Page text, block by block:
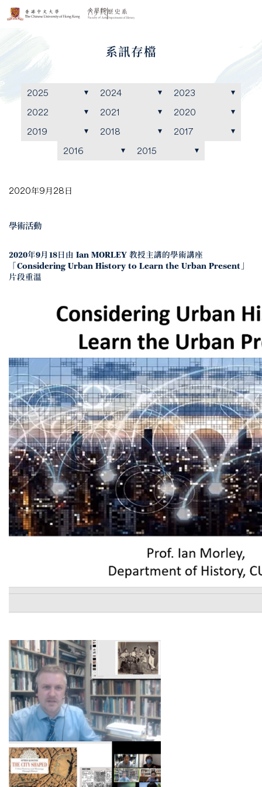
系訊存檔
2025 2024
2023
2022
2021
2020
2019
2018
2017
2016
2015
2020年9月28日
學術活動
2020年9月18日由 Ian MORLEY 教授主講的學術講座
「Considering Urban History to Learn the Urban Present」
片段重溫